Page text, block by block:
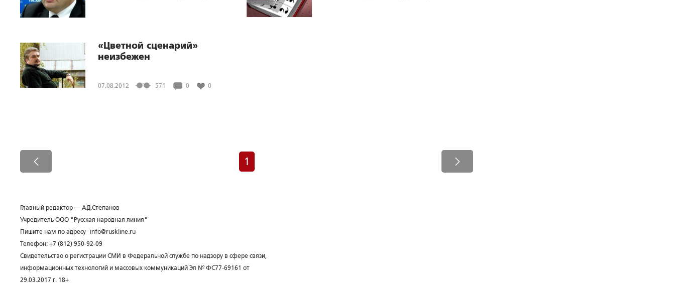
«Цветной сценарий»
неизбежен
07.08.2012 571 0 0
1
Главный редактор — А.Д.Степанов
Учредитель ООО "Русская народная линия"
Пишите нам по адресу
info@ruskline.ru
Телефон: +7 (812) 950-92-09
Свидетельство о регистрации СМИ в Федеральной службе по надзору в сфере связи,
информационных технологий и массовых коммуникаций Эл № ФС77-69161 от
29.03.2017 г. 18+